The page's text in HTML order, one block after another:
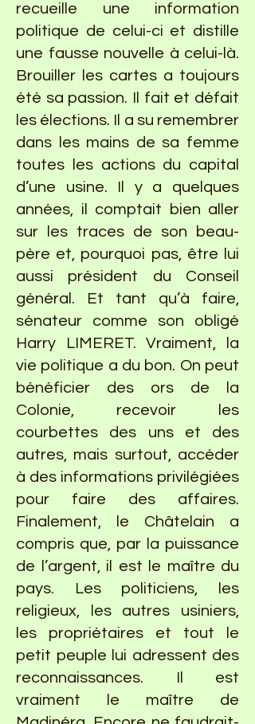
recueille une information
politique de celui-ci et distille
une fausse nouvelle à celui-là.
Brouiller les cartes a toujours
été sa passion. Il fait et défait
les élections. Il a su remembrer
dans les mains de sa femme
toutes les actions du capital
d’une usine. Il y a quelques
années, il comptait bien aller
sur les traces de son beau-
père et, pourquoi pas, être lui
aussi président du Conseil
général. Et tant qu’à faire,
sénateur comme son obligé
Harry LIMERET. Vraiment, la
vie politique a du bon. On peut
bénéficier des ors de la
Colonie, recevoir les
courbettes des uns et des
autres, mais surtout, accéder
à des informations privilégiées
pour faire des affaires.
Finalement, le Châtelain a
compris que, par la puissance
de l’argent, il est le maître du
pays. Les politiciens, les
religieux, les autres usiniers,
les propriétaires et tout le
petit peuple lui adressent des
reconnaissances. Il est
vraiment le maître de